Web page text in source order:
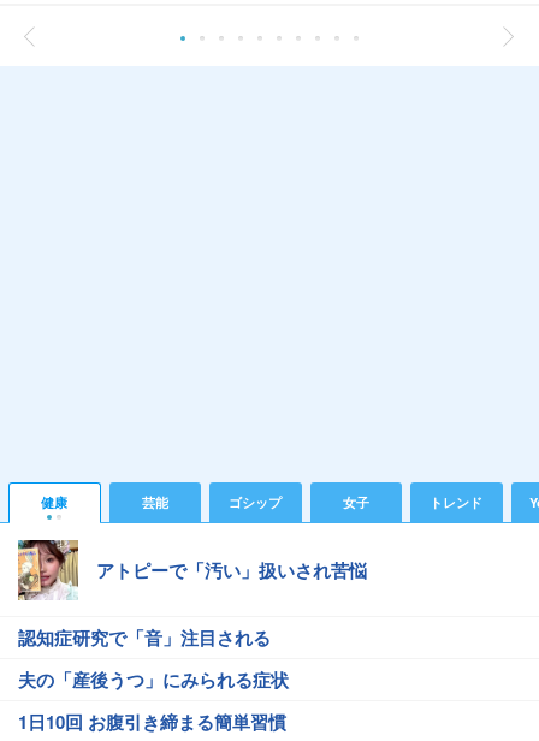
健康 芸能 ゴシップ 女子 トレンド
アトピーで「汚い」扱いされ苦悩
認知症研究で「音」注目される
夫の「産後うつ」にみられる症状
1日10回 お腹引き締まる簡単習慣